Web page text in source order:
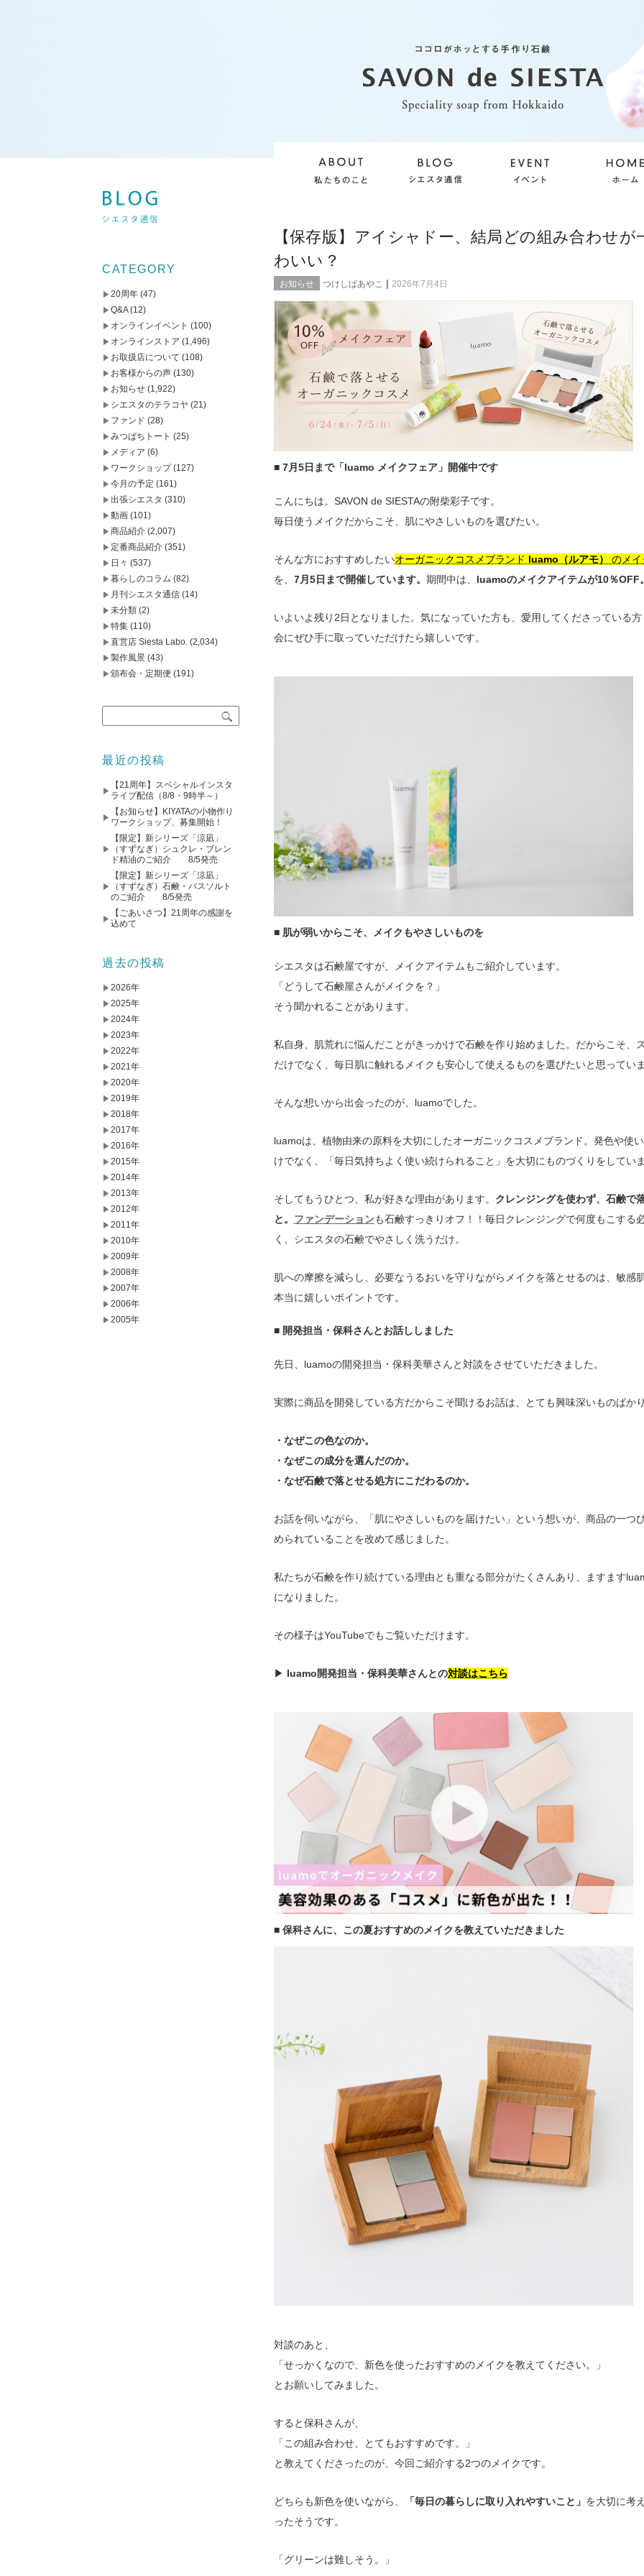
【保存版】アイシャドー、結局どの組み合わせが
わいい？
お知らせ つけしばあやこ | 2026年7月4日
■ 7月5日まで「luamo メイクフェア」開催中です
こんにちは。SAVON de SIESTAの附柴彩子です。
毎日使うメイクだからこそ、肌にやさしいものを選びたい。
そんな方におすすめしたいオーガニックコスメブランド luamo（ルアモ）
のメイ
を、 7月5日まで開催しています。 期間中は、 luamoのメイクアイテムが10％OFF。
いよいよ残り2日となりました。気になっていた方も、愛用してくださっている
会にぜひ手に取っていただけたら嬉しいです。
■ 肌が弱いからこそ、メイクもやさしいものを
シエスタは石鹸屋ですが、メイクアイテムもご紹介しています。
「どうして石鹸屋さんがメイクを？」
そう聞かれることがあります。
私自身、肌荒れに悩んだことがきっかけで石鹸を作り始めました。だからこそ、
だけでなく、毎日肌に触れるメイクも安心して使えるものを選びたいと思っていま
そんな想いから出会ったのが、luamoでした。
luamoは、植物由来の原料を大切にしたオーガニックコスメブランド。発色や使
けでなく、「毎日気持ちよく使い続けられること」を大切にものづくりをしていま
そしてもうひとつ、私が好きな理由があります。 クレンジングを使わず、石鹸で
と。 ファンデーションも石鹸すっきりオフ！！毎日クレンジングで何度もこする
く、シエスタの石鹸でやさしく洗うだけ。
肌への摩擦を減らし、必要なうるおいを守りながらメイクを落とせるのは、敏感
本当に嬉しいポイントです。
■ 開発担当・保科さんとお話ししました
先日、luamoの開発担当・保科美華さんと対談をさせていただきました。
実際に商品を開発している方だからこそ聞けるお話は、とても興味深いものばかり
・なぜこの色なのか。
・なぜこの成分を選んだのか。
・なぜ石鹸で落とせる処方にこだわるのか。
お話を伺いながら、「肌にやさしいものを届けたい」という想いが、商品の一つ
められていることを改めて感じました。
私たちが石鹸を作り続けている理由とも重なる部分がたくさんあり、ますます
になりました。
その様子はYouTubeでもご覧いただけます。
▶ luamo開発担当・保科美華さんとの対談はこちら
■ 保科さんに、この夏おすすめのメイクを教えていただきました
対談のあと、
「せっかくなので、新色を使ったおすすめのメイクを教えてください。」
とお願いしてみました。
すると保科さんが、
「この組み合わせ、とてもおすすめです。」
と教えてくださったのが、今回ご紹介する2つのメイクです。
どちらも新色を使いながら、 「毎日の暮らしに取り入れやすいこと」 を大切に考
ったそうです。
「グリーンは難しそう。」
CATEGORY
20周年 (47)
Q&A(12)
オンラインイベント (100)
オンラインストア (1,496)
お取扱店について (108)
お客様からの声 (130)
お知らせ (1,922)
シエスタのテラコヤ (21)
ファンド (28)
みつばちトート (25)
メディア (6)
ワークショップ(127)
今月の予定 (161)
出張シエスタ (310)
動画 (101)
商品紹介 (2,007)
定番商品紹介 (351)
日々 (537)
暮らしのコラム (82)
月刊シエスタ通信 (14)
未分類 (2)
特集 (110)
直営店 Siesta Labo. (2,034)
製作風景 (43)
頒布会・定期便 (191)
最近の投稿
【21周年】スペシャルインスタ
ライブ配信（8/8・9時半～）
【お知らせ】KIYATAの小物作り
ワークショップ、募集開始！
【限定】新シリーズ「涼凪」
（すずなぎ）シュクレ・ブレン
ド精油のご紹介 8/5発売
【限定】新シリーズ「涼凪」
（すずなぎ）石鹸・バスソルト
のご紹介 8/5発売
【ごあいさつ】21周年の感謝を
込めて
過去の投稿
2026年
2025年
2024年
2023年
2022年
2021年
2020年
2019年
2018年
2017年
2016年
2015年
2014年
2013年
2012年
2011年
2010年
2009年
2008年
2007年
2006年
2005年